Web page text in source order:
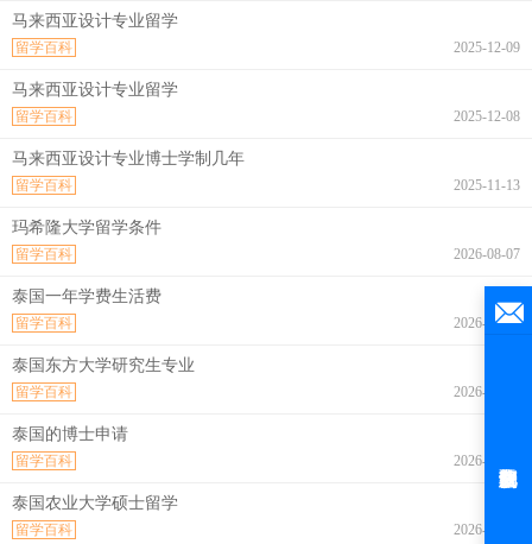
马来西亚设计专业留学
2025-12-09
留学百科
马来西亚设计专业留学
2025-12-08
留学百科
马来西亚设计专业博士学制几年
2025-11-13
留学百科
玛希隆大学留学条件
2026-08-07
留学百科
泰国一年学费生活费
2026-08-07
留学百科
泰国东方大学研究生专业
2026-08-07
留学百科
泰国的博士申请
2026-08-07
留学百科
泰国农业大学硕士留学
2026-08-07
留学百科